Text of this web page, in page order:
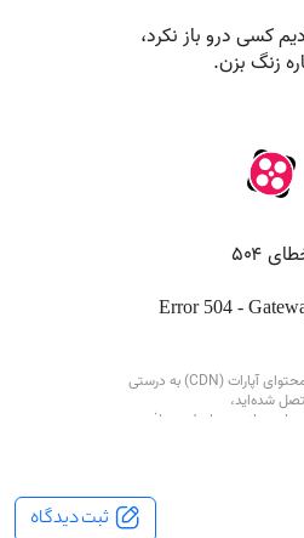
ثبت دیدگاه